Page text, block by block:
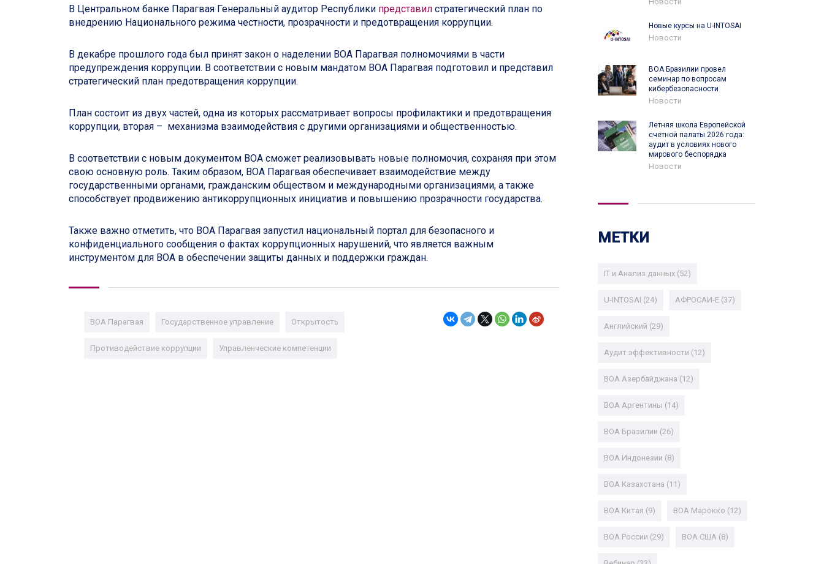
В Центральном банке Парагвая Генеральный аудитор Республики представил стратегический план по
внедрению Национального режима честности, прозрачности и предотвращения коррупции.
В декабре прошлого года был принят закон о наделении ВОА Парагвая полномочиями в части
предупреждения коррупции. В соответствии с новым мандатом ВОА Парагвая подготовил и представил
стратегический план предотвращения коррупции.
План состоит из двух частей, одна из которых рассматривает вопросы профилактики и предотвращения
коррупции, вторая – механизма взаимодействия с другими организациями и общественностью.
В соответствии с новым документом ВОА сможет реализовывать новые полномочия, сохраняя при этом
свою основную роль. Таким образом, ВОА Парагвая обеспечивает взаимодействие между
государственными органами, гражданским обществом и международными организациями, а также
способствует продвижению антикоррупционных инициатив и повышению прозрачности государства.
Также важно отметить, что ВОА Парагвая запустил национальный портал для безопасного и
конфиденциального сообщения о фактах коррупционных нарушений, что является важным
инструментом для ВОА в обеспечении защиты данных и поддержки граждан.
ВОА Парагвая Государственное управление Открытость
Противодействие коррупции Управленческие компетенции
Новые курсы на U-INTOSAI
Новости
ВОА Бразилии провел
семинар по вопросам
кибербезопасности
Новости
Летняя школа Европейской
счетной палаты 2026 года:
аудит в условиях нового
мирового беспорядка
Новости
МЕТКИ
IT и Анализ данных(52)
U-INTOSAI (24) АФРОСАИ-E(37)
Английский (29)
Аудит эффективности (12)
ВОА Азербайджана (12)
ВОА Аргентины (14)
ВОА Бразилии (26)
ВОА Индонезии (8)
ВОА Казахстана (11)
ВОА Китая (9) ВОА Марокко (12)
ВОА России (29) ВОА США (8)